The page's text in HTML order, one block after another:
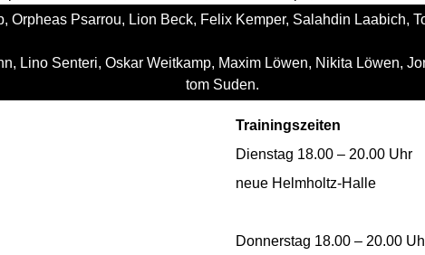
Orpheas Psarrou, Lion Beck, Felix Kemper, Salahdin Laabich,
Lino Senteri, Oskar Weitkamp, Maxim Löwen, Nikita Löwen,
tom Suden.
Trainingszeiten
Dienstag 18.00 – 20.00 Uhr
neue Helmholtz-Halle
Donnerstag 18.00 – 20.00